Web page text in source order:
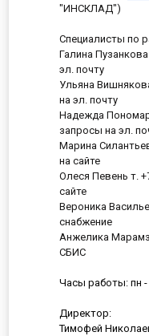
"ИНСКЛАД")
Специалисты по
Галина
эл. почту
Ульяна
на эл. почту
Надежда
запросы на эл.
Марина
на сайте
Олеся Певень т.
сайте
Вероника
снабжение
Анжелика
СБИС
Часы работы: пн -
Директор:
Тимофей